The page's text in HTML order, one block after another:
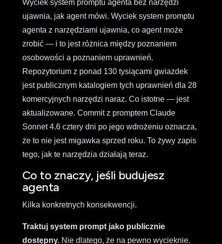
Wyciek system promptu agenta bez narzędzi
ujawnia, jak agent mówi. Wyciek system promptu
agenta z narzędziami ujawnia, co agent może
zrobić — i to jest różnica między poznaniem
osobowości a poznaniem uprawnień.
Repozytorium z ponad 130 tysiącami gwiazdek
jest publicznym katalogiem tych uprawnień dla 28
komercyjnych narzędzi naraz. Co istotne — jest
aktualizowane. Commit z promptem Claude
Sonnet 4.6 cztery dni po jego wdrożeniu oznacza,
że to nie jest migawka sprzed roku. To żywy zapis
tego, jak te narzędzia działają teraz.
Co to znaczy, jeśli budujesz
agenta
Kilka konkretnych konsekwencji.
Traktuj system prompt jako publicznie
dostępny.Nie dlatego, że na pewno wycieknie.